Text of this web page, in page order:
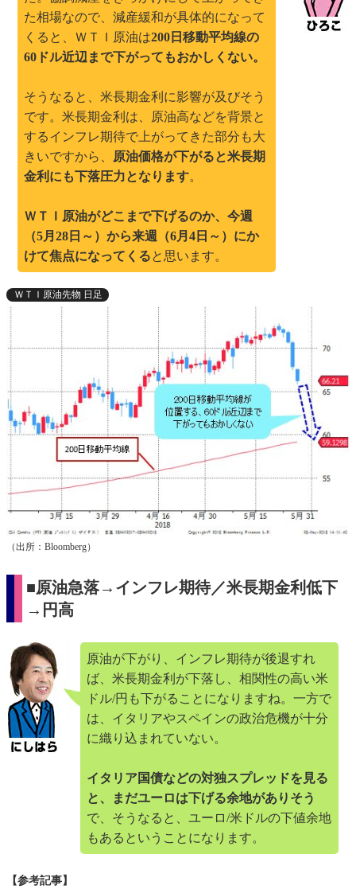
た相場なので、減産緩和が具体的になって
くると、ＷＴＩ原油は200日移動平均線の
60ドル近辺まで下がってもおかしくない。
そうなると、米長期金利に影響が及びそう
です。米長期金利は、原油高などを背景と
するインフレ期待で上がってきた部分も大
きいですから、
原油価格が下がると米長期
金利にも下落圧力となります。
ＷＴＩ原油がどこまで下げるのか、今週
（5月28日～）から来週（6月4日～）にか
けて焦点になってくると思います。
ＷＴＩ原油先物 日足
（出所：Bloomberg）
■原油急落→インフレ期待／米長期金利低下
→円高
原油が下がり、インフレ期待が後退すれ
ば、米長期金利が下落し、相関性の高い米
ドル/円も下がることになりますね。一方で
は、イタリアやスペインの政治危機が十分
に織り込まれていない。
イタリア国債などの対独スプレッドを見る
と、まだユーロは下げる余地がありそう
で、そうなると、ユーロ/米ドルの下値余地
もあるということになります。
【参考記事】